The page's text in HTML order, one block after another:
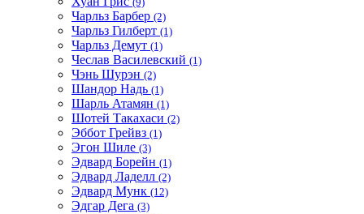
Чарльз Барбер (2)
Чарльз Гилберт (1)
Чарльз Демут (1)
Чеслав Василевский (1)
Чэнь Шурэн (2)
Шандор Надь (1)
Шарль Атамян (1)
Шотей Такахаси (2)
Эббот Грейвз (1)
Эгон Шиле (3)
Эдвард Борейн (1)
Эдвард Ладелл (2)
Эдвард Мунк (12)
Эдгар Дега (3)